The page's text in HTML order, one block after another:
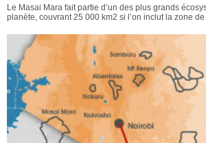
Le Masai Mara fait partie d’un des plus grands
planète, couvrant 25 000 km2 si l’on inclut la zone